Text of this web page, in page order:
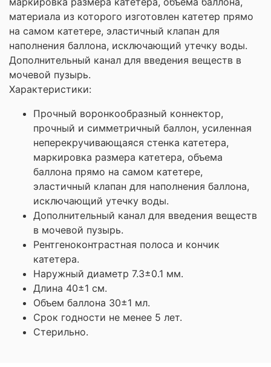
материала из которого изготовлен катетер прямо
на самом катетере, эластичный клапан для
наполнения баллона, исключающий утечку воды.
Дополнительный канал для введения веществ в
мочевой пузырь.
Характеристики:
Прочный воронкообразный коннектор,
прочный и симметричный баллон, усиленная
неперекручивающаяся стенка катетера,
маркировка размера катетера, объема
баллона прямо на самом катетере,
эластичный клапан для наполнения баллона,
исключающий утечку воды.
Дополнительный канал для введения веществ
в мочевой пузырь.
Рентгеноконтрастная полоса и кончик
катетера.
Наружный диаметр 7.3±0.1 мм.
Длина 40±1 см.
Объем баллона 30±1 мл.
Срок годности не менее 5 лет.
Стерильно.